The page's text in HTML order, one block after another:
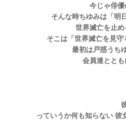
今じゃ俳
そんな時ちゆみは「明
世界滅亡を止
そこは「世界滅亡を見
最初は戸惑うち
会員達とと
っていうか何も知らない 彼